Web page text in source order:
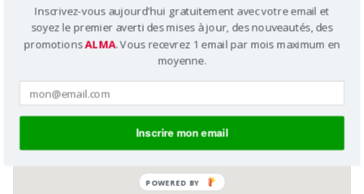
10450 JASTREBARSKO
Croatie
00385 (1) 6282660
Pièces et accessoires
Machines neuves
Inscrivez-vous aujourd'hui gratuitement avec votre email et
soyez le premier averti des mises à jour, des nouveautés, des
promotionsALMA. Vous recevrez 1 email par mois maximum en
moyenne.
Inscrire mon email
POWERED BY